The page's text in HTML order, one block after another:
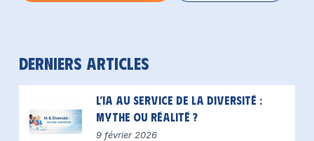
Derniers articles
L’IA au service de la diversité :
mythe ou réalité ?
9 février 2026